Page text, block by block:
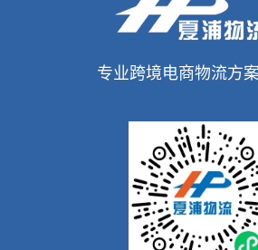
专业跨境电商物流方